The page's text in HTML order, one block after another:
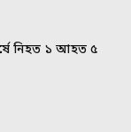
নিহত ১ আহত ৫